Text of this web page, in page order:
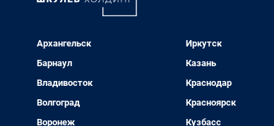
Архангельск
Барнаул
Владивосток
Волгоград
Воронеж
Иркутск
Казань
Краснодар
Красноярск
Кузбасс